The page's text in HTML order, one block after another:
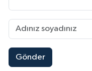
Gönder